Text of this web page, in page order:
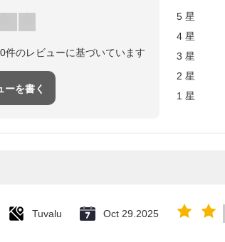
件のレビューに基づいています
ーを書く
5 星
4 星
3 星
2 星
1 星
Tuvalu Oct 29.2025